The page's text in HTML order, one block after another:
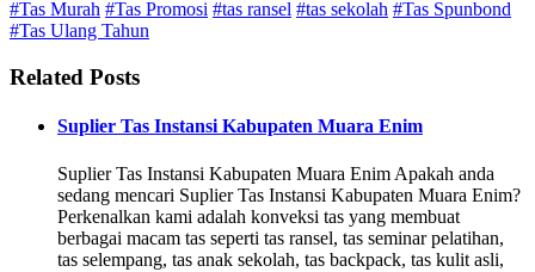
#Tas Murah #Tas Promosi #tas ransel #tas sekolah #Tas Spunbond
#Tas Ulang Tahun
Related Posts
Suplier Tas Instansi Kabupaten Muara Enim
Suplier Tas Instansi Kabupaten Muara Enim Apakah anda
sedang mencari Suplier Tas Instansi Kabupaten Muara Enim?
Perkenalkan kami adalah konveksi tas yang membuat
berbagai macam tas seperti tas ransel, tas seminar pelatihan,
tas selempang, tas anak sekolah, tas backpack, tas kulit asli,